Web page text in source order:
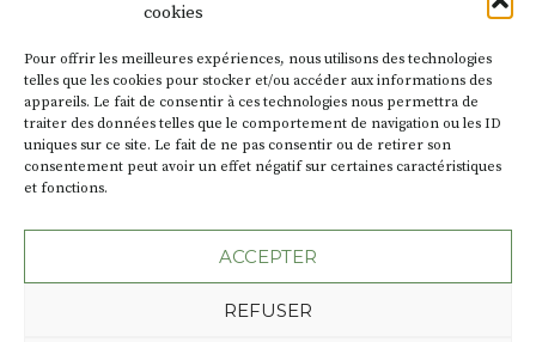
cookies
Pour offrir les meilleures expériences, nous utilisons des technologies
telles que les cookies pour stocker et/ou accéder aux informations des
appareils. Le fait de consentir à ces technologies nous permettra de
traiter des données telles que le comportement de navigation ou les ID
uniques sur ce site. Le fait de ne pas consentir ou de retirer son
consentement peut avoir un effet négatif sur certaines caractéristiques
et fonctions.
ACCEPTER
REFUSER
Suivez toute l'actu de Strada